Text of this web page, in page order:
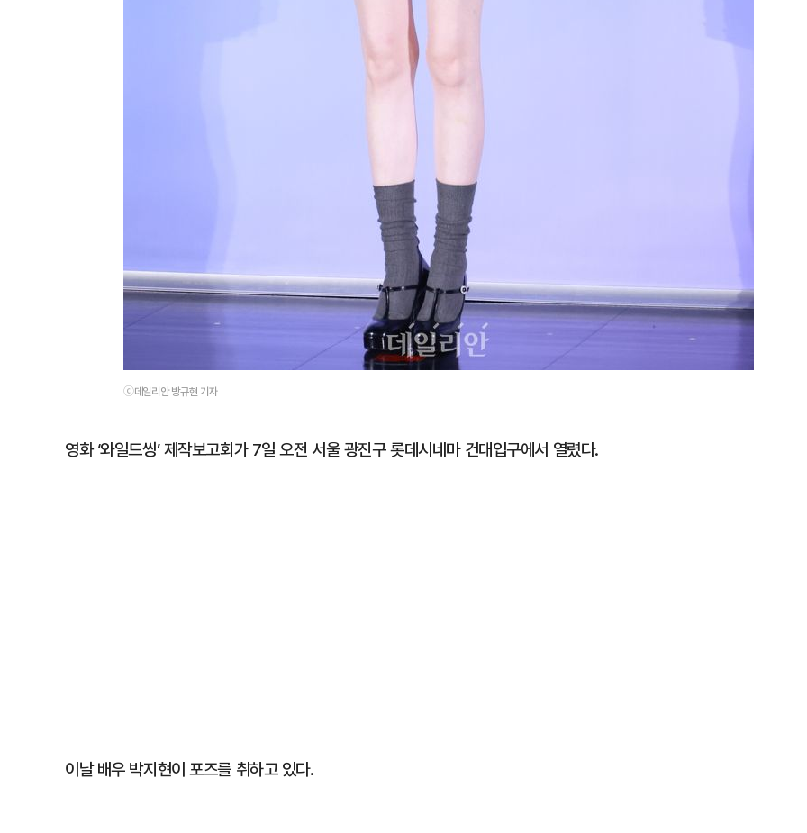
ⓒ데일리안 방규현 기자
영화 ‘와일드씽’ 제작보고회가 7일 오전 서울 광진구 롯데시네마 건대입구에서 열렸다.
이날 배우 박지현이 포즈를 취하고 있다.